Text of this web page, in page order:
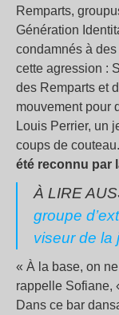
Remparts,
Génération
condamnés à
cette agression :
des Remparts et
mouvement pour
Louis Perrier, un
coups de couteau.
été reconnu par
À LIRE
groupe
viseur de la
« À la base, on
rappelle Sofiane,
Dans ce bar